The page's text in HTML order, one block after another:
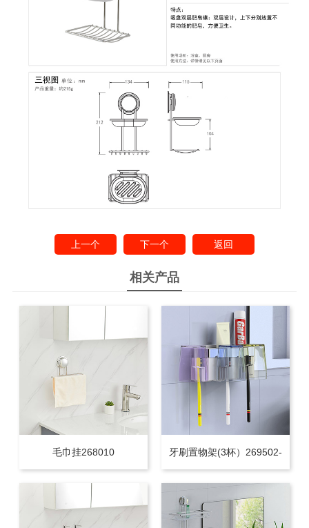
上一个 下一个 返回
相关产品
毛巾挂268010 牙刷置物架(3杯）269502-
3